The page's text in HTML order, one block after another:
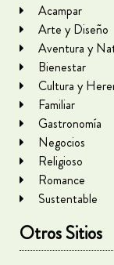
Acampar
Arte y Diseño
Aventura y
Bienestar
Cultura y
Familiar
Gastronomía
Negocios
Religioso
Romance
Sustentable
Otros Sitios